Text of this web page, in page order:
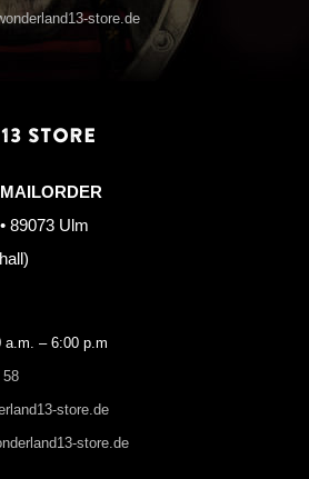
store.de
STORE
89073 Ulm
a.m. – 6:00 p.m
58
store.de
store.de